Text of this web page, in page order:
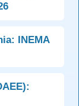
INEMA